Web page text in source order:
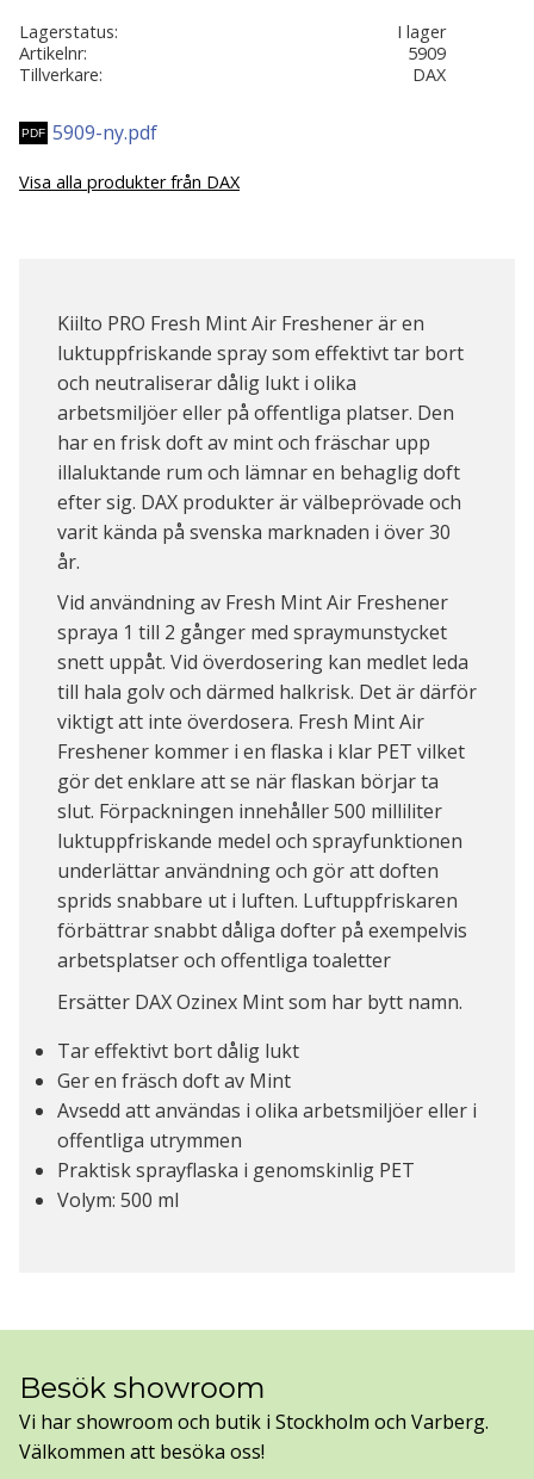
Lagerstatus
I lager
Artikelnr
5909
Tillverkare
DAX
5909-ny.pdf
Visa alla produkter från DAX
Kiilto PRO Fresh Mint Air Freshener är en
luktuppfriskande spray som effektivt tar bort
och neutraliserar dålig lukt i olika
arbetsmiljöer eller på offentliga platser. Den
har en frisk doft av mint och fräschar upp
illaluktande rum och lämnar en behaglig doft
efter sig. DAX produkter är välbeprövade och
varit kända på svenska marknaden i över 30
år.
Vid användning av Fresh Mint Air Freshener
spraya 1 till 2 gånger med spraymunstycket
snett uppåt. Vid överdosering kan medlet leda
till hala golv och därmed halkrisk. Det är därför
viktigt att inte överdosera. Fresh Mint Air
Freshener kommer i en flaska i klar PET vilket
gör det enklare att se när flaskan börjar ta
slut. Förpackningen innehåller 500 milliliter
luktuppfriskande medel och sprayfunktionen
underlättar användning och gör att doften
sprids snabbare ut i luften. Luftuppfriskaren
förbättrar snabbt dåliga dofter på exempelvis
arbetsplatser och offentliga toaletter
Ersätter DAX Ozinex Mint som har bytt namn.
Tar effektivt bort dålig lukt
Ger en fräsch doft av Mint
Avsedd att användas i olika arbetsmiljöer eller i
offentliga utrymmen
Praktisk sprayflaska i genomskinlig PET
Volym: 500 ml
Besök showroom
Vi har showroom och butik i Stockholm och Varberg.
Välkommen att besöka oss!